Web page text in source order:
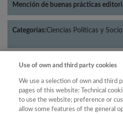
Mención de buenas prácticas
Categorías:Ciencias Políticas y
Año
Año
Filtrar
Use of own and third party cookies
We use a selection of own and third
pages of this website: Technical
to use the website; preference or
allow some features of the general